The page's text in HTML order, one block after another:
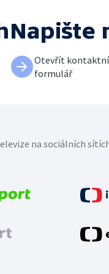
Napište
Otevřít kontaktní
formulář
na sociálních